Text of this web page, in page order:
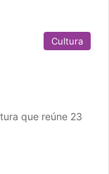
Cultura
que reúne 23